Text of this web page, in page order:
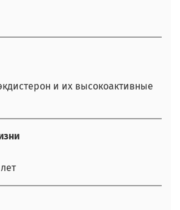
и их высокоактивные